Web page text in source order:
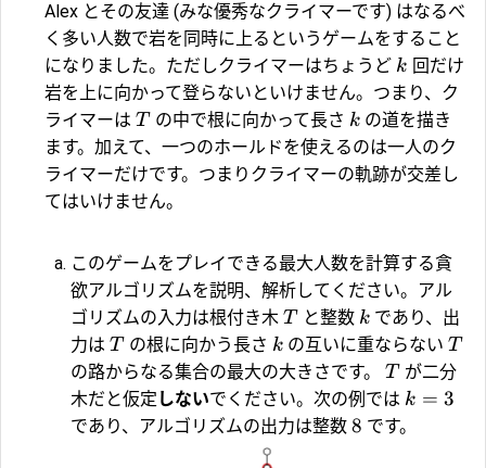
Alex とその友達 (みな優秀なクライマーです) はなるべ
く多い人数で岩を同時に上るというゲームをすること
になりました。ただしクライマーはちょうど k 回だけ
岩を上に向かって登らないといけません。つまり、ク
ライマーは T の中で根に向かって長さ k の道を描き
ます。加えて、一つのホールドを使えるのは一人のク
ライマーだけです。つまりクライマーの軌跡が交差し
てはいけません。
このゲームをプレイできる最大人数を計算する貪
欲アルゴリズムを説明、解析してください。アル
ゴリズムの入力は根付き木 T と整数 k であり、出
力は T の根に向かう長さ k の互いに重ならないT
の路からなる集合の最大の大きさです。 T が二分
木だと仮定 しないでください。次の例では k = 3
であり、アルゴリズムの出力は整数 8 です。